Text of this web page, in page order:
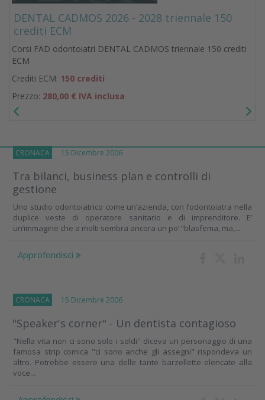
DENTAL CADMOS 2026 - 2028 triennale 150
crediti ECM
Corsi FAD odontoiatri DENTAL CADMOS triennale 150 crediti
ECM
Crediti ECM: 150 crediti
Prezzo: 280,00 € IVA inclusa
CRONACA 15 Dicembre 2006
Tra bilanci, business plan e controlli di
gestione
Uno studio odontoiatrico come un’azienda, con l’odontoiatra nella
duplice veste di operatore sanitario e di imprenditore. E’
un’immagine che a molti sembra ancora un po’ “blasfema, ma,...
Approfondisci
CRONACA 15 Dicembre 2006
"Speaker's corner" - Un dentista contagioso
"Nella vita non ci sono solo i soldi" diceva un personaggio di una
famosa strip comica "ci sono anche gli assegni" rispondeva un
altro. Potrebbe essere una delle tante barzellette elencate alla
voce...